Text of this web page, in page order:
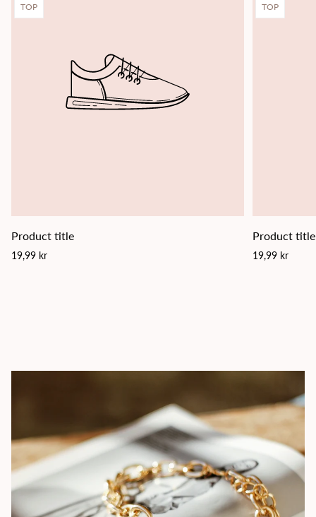
Product
label:
TOP
Product title
Regular
19,99 kr
Product
label:
TOP
Product title
Regular
19,99 kr